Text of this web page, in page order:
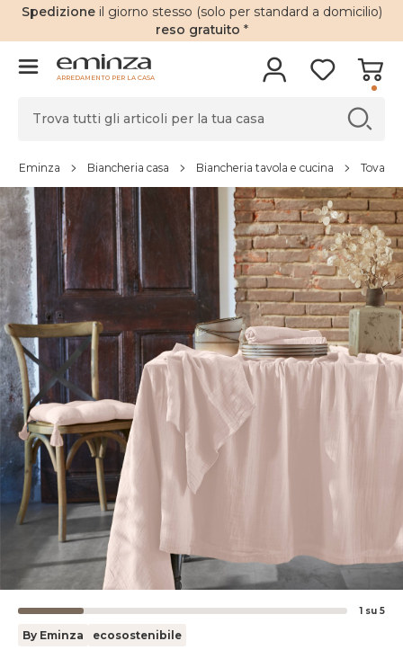
Spedizione il giorno stesso (solo per standard a domicilio)
reso gratuito *
ARREDAMENTO PER LA CASA
Eminza Biancheria casa Biancheria tavola e cucina Tovaglie
1 su 5
By Eminza ecosostenibile